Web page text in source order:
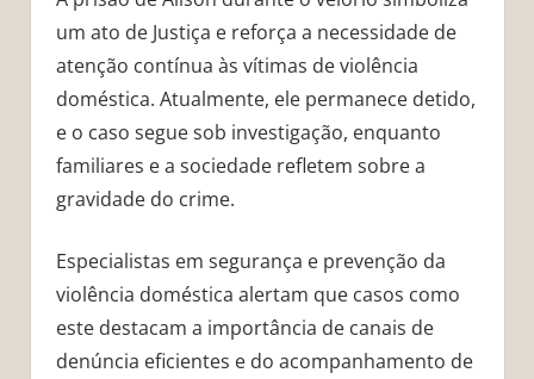
um ato de Justiça e reforça a necessidade de
atenção contínua às vítimas de violência
doméstica. Atualmente, ele permanece detido,
e o caso segue sob investigação, enquanto
familiares e a sociedade refletem sobre a
gravidade do crime.
Especialistas em segurança e prevenção da
violência doméstica alertam que casos como
este destacam a importância de canais de
denúncia eficientes e do acompanhamento de